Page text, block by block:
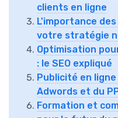
clients en ligne
L'importance
votre stratégie
Optimisation
: le SEO expliqué
Publicité en
Adwords et du
Formation et